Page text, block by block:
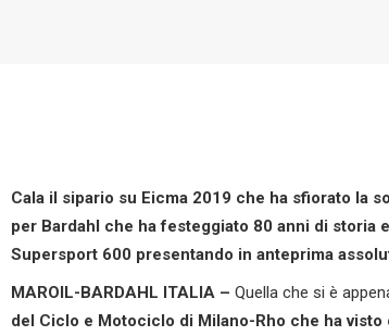
Cala il sipario su Eicma 2019 che ha sfiorato la
per Bardahl che ha festeggiato 80 anni di storia
Supersport 600 presentando in anteprima
MAROIL-BARDAHL ITALIA – Quella che si è
del Ciclo e Motociclo di Milano-Rho che ha